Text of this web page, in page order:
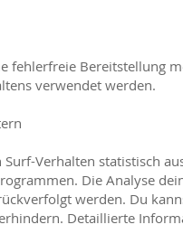
fehlerfreie Bereitstellung
verwendet werden.
Verhalten statistisch
Die Analyse
werden. Du
Detaillierte